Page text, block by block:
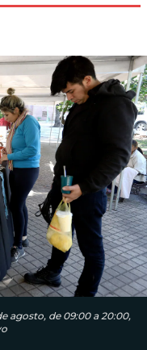
agosto, de 09:00 a 20:00,